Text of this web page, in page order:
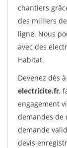
chantiers
des milliers
ligne. Nous
avec des
Habitat.
Devenez dès
electricite.fr,
engagement
demandes de
demande
devis